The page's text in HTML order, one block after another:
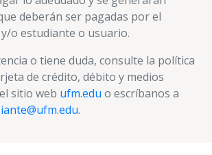
deberán ser pagadas por el
o estudiante o usuario.
o tiene duda, consulte la política
de crédito, débito y medios
sitio web ufm.edu o escríbanos a
.